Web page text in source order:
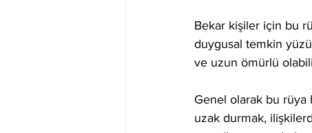
Bekar kişiler için bu
duygusal temkin
ve uzun ömürlü
Genel olarak bu rüya
uzak durmak,